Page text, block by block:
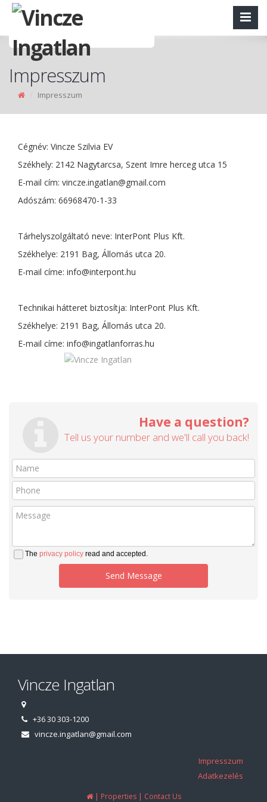
Impresszum
Impresszum
Cégnév: Vincze Szilvia EV
Székhely: 2142 Nagytarcsa, Szent Imre herceg utca 15
E-mail cím: vincze.ingatlan@gmail.com
Adószám: 66968470-1-33
Tárhelyszolgáltató neve: InterPont Plus Kft.
Székhelye: 2191 Bag, Állomás utca 20.
E-mail címe: info@interpont.hu
Technikai hátteret biztosítja: InterPont Plus Kft.
Székhelye: 2191 Bag, Állomás utca 20.
E-mail címe: info@ingatlanforras.hu
Have a question?
Tell us your number and we'll call you back!
The privacy policy read and accepted.
Send Message
Vincze Ingatlan
+36 30 303-1200
vincze.ingatlan@gmail.com
Impresszum
Adatkezelés
| Properties| Contact Us